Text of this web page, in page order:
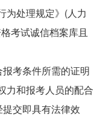
为处理规定》(人力
考试诚信档案库且
考条件所需的证明
力和报考人员的配合
交即具有法律效